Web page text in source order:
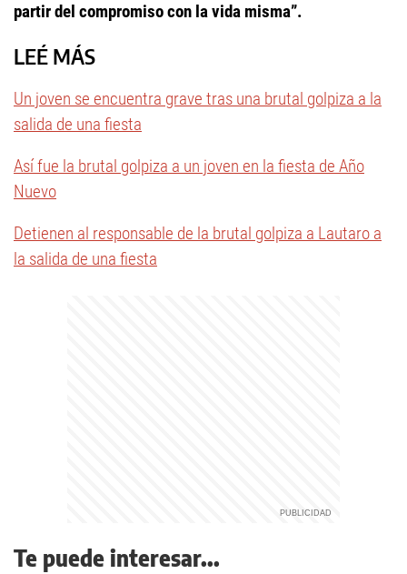
partir del compromiso con la vida misma”.
LEÉ MÁS
Un joven se encuentra grave tras una brutal golpiza a la
salida de una fiesta
Así fue la brutal golpiza a un joven en la fiesta de Año
Nuevo
Detienen al responsable de la brutal golpiza a Lautaro a
la salida de una fiesta
Te puede interesar...